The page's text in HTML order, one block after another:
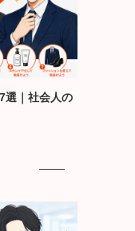
選｜社会人の